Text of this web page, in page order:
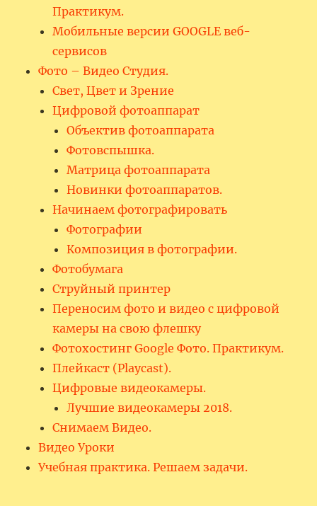
Практикум.
Мобильные версии GOOGLE веб-
сервисов
Фото – Видео Студия.
Свет, Цвет и Зрение
Цифровой фотоаппарат
Объектив фотоаппарата
Фотовспышка.
Матрица фотоаппарата
Новинки фотоаппаратов.
Начинаем фотографировать
Фотографии
Композиция в фотографии.
Фотобумага
Струйный принтер
Переносим фото и видео с цифровой
камеры на свою флешку
Фотохостинг Google Фото. Практикум.
Плейкаст (Playcast).
Цифровые видеокамеры.
Лучшие видеокамеры 2018.
Снимаем Видео.
Видео Уроки
Учебная практика. Решаем задачи.